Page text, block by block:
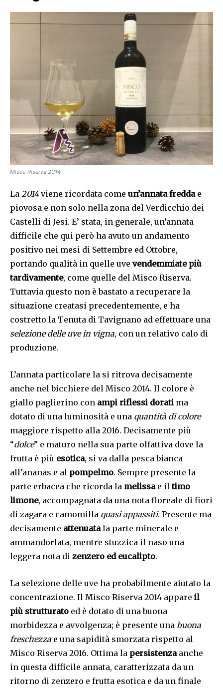
Misco Riserva 2014
La 2014viene ricordata come un’annata freddae
piovosa e non solo nella zona del Verdicchio dei
Castelli di Jesi. E’ stata, in generale, un’annata
difficile che qui però ha avuto un andamento
positivo nei mesi di Settembre ed Ottobre,
portando qualità in quelle uve vendemmiate più
tardivamente, come quelle del Misco Riserva.
Tuttavia questo non è bastato a recuperare la
situazione creatasi precedentemente, e ha
costretto la Tenuta di Tavignano ad effettuare una
selezione delle uve in vigna, con un relativo calo di
produzione.
L’annata particolare la si ritrova decisamente
anche nel bicchiere del Misco 2014. Il colore è
giallo paglierino con ampi riflessi dorati ma
dotato di una luminosità e una quantità di colore
maggiore rispetto alla 2016. Decisamente più
“dolce” e maturo nella sua parte olfattiva dove la
frutta è più esotica, si va dalla pesca bianca
all’ananas e al pompelmo. Sempre presente la
parte erbacea che ricorda la melissae iltimo
limone, accompagnata da una nota floreale di fiori
di zagara e camomilla quasi appassiti. Presente ma
decisamente attenuatala parte minerale e
ammandorlata, mentre stuzzica il naso una
leggera nota di zenzero ed eucalipto.
La selezione delle uve ha probabilmente aiutato la
concentrazione. Il Misco Riserva 2014 appare il
più strutturato ed è dotato di una buona
morbidezza e avvolgenza; è presente una buona
freschezza e una sapidità smorzata rispetto al
Misco Riserva 2016. Ottima la persistenzaanche
in questa difficile annata, caratterizzata da un
ritorno di zenzero e frutta esotica e da un finale